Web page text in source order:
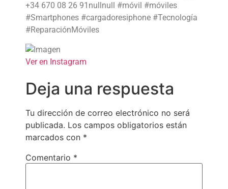
+34 670 08 26 91nullnull #móvil #móviles
#Smartphones #cargadoresiphone #Tecnología
#ReparaciónMóviles
Ver en Instagram
Deja una respuesta
Tu dirección de correo electrónico no será
publicada. Los campos obligatorios están
marcados con *
Comentario *